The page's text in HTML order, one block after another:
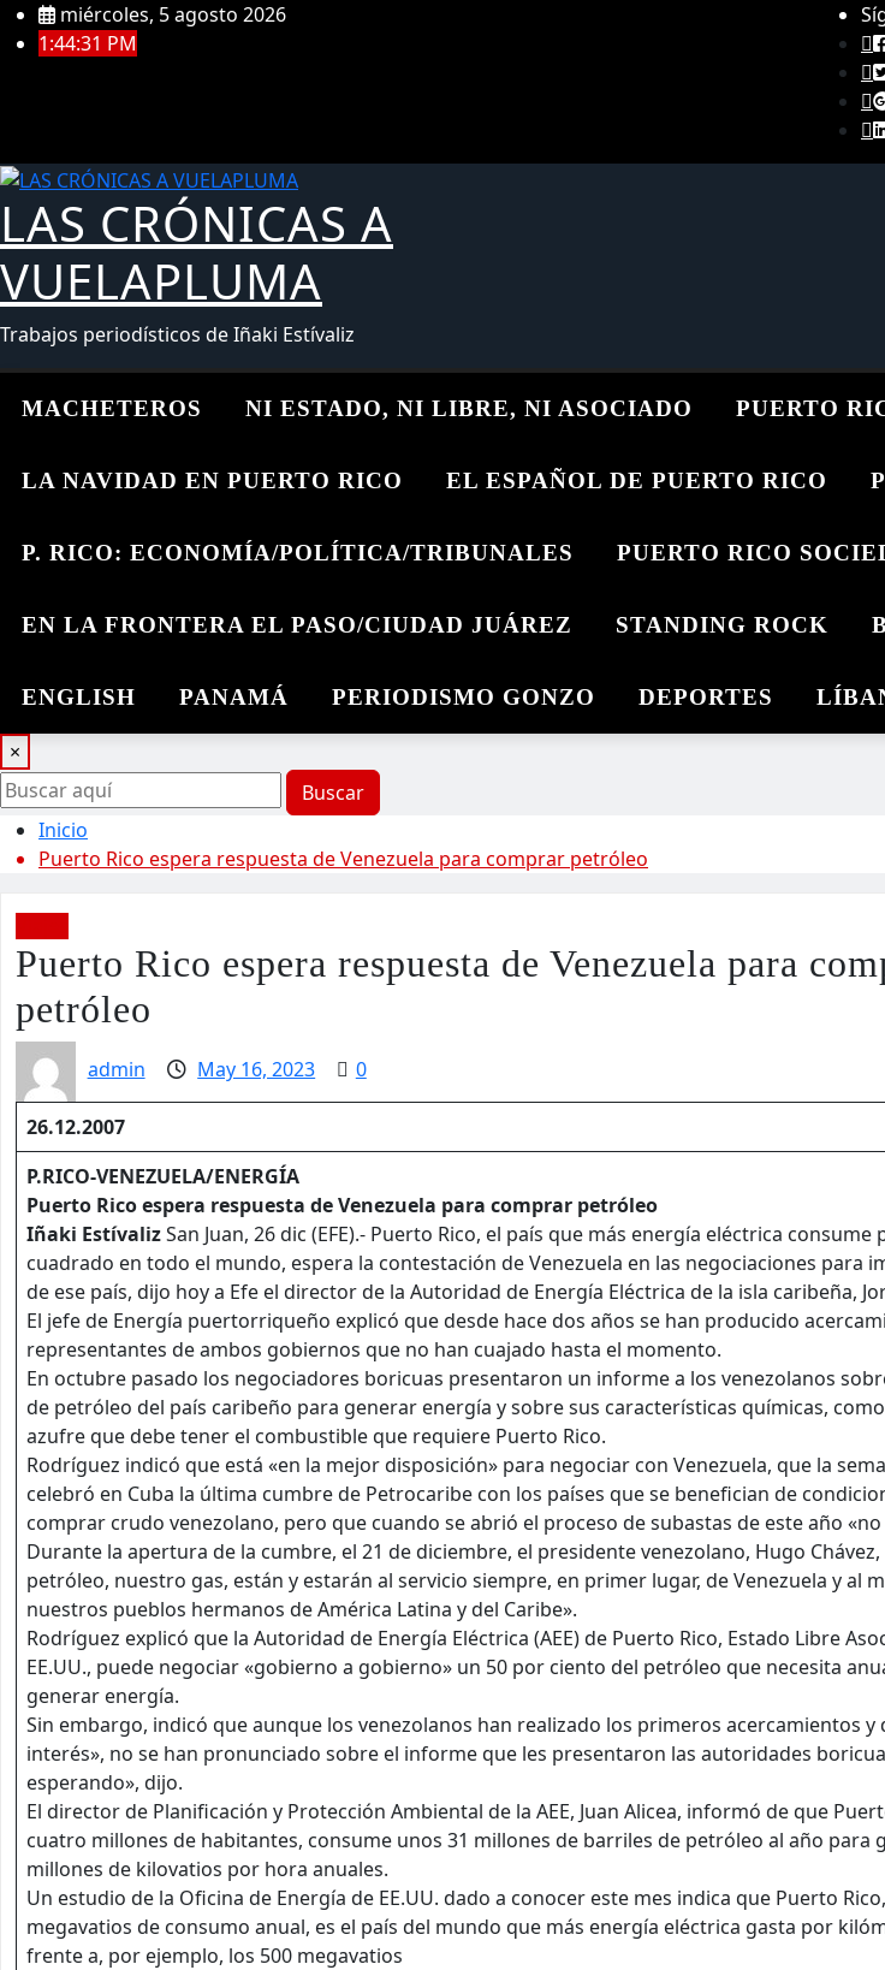
Saltar miércoles, 5 agosto 2026
1:44:32 PM
LAS CRÓNICAS A
VUELAPLUMA
Trabajos periodísticos de Iñaki Estívaliz
MACHETEROS NI ESTADO, NI LIBRE, NI ASOCIADO PUERTO
LA NAVIDAD EN PUERTO RICO EL ESPAÑOL DE PUERTO RICO
P. RICO: ECONOMÍA/POLÍTICA/TRIBUNALES PUERTO RICO
EN LA FRONTERA EL PASO/CIUDAD JUÁREZ STANDING ROCK
ENGLISH PANAMÁ PERIODISMO GONZO DEPORTES
×
Buscar
Inicio
Puerto Rico espera respuesta de Venezuela para comprar petróleo
Puerto Rico espera respuesta de Venezuela para
petróleo
admin May 16, 2023 0
26.12.2007
P.RICO-VENEZUELA/ENERGÍA
Puerto Rico espera respuesta de Venezuela para comprar petróleo
Iñaki EstívalizSan Juan, 26 dic (EFE).- Puerto Rico, el país que más energía eléctrica
cuadrado en todo el mundo, espera la contestación de Venezuela en las negociaciones para
de ese país, dijo hoy a Efe el director de la Autoridad de Energía Eléctrica de la isla caribeña,
El jefe de Energía puertorriqueño explicó que desde hace dos años se han producido
representantes de ambos gobiernos que no han cuajado hasta el momento.
En octubre pasado los negociadores boricuas presentaron un informe a los venezolanos
de petróleo del país caribeño para generar energía y sobre sus características químicas,
azufre que debe tener el combustible que requiere Puerto Rico.
Rodríguez indicó que está «en la mejor disposición» para negociar con Venezuela, que la
celebró en Cuba la última cumbre de Petrocaribe con los países que se benefician de
comprar crudo venezolano, pero que cuando se abrió el proceso de subastas de este año
Durante la apertura de la cumbre, el 21 de diciembre, el presidente venezolano, Hugo
petróleo, nuestro gas, están y estarán al servicio siempre, en primer lugar, de Venezuela y al
nuestros pueblos hermanos de América Latina y del Caribe».
Rodríguez explicó que la Autoridad de Energía Eléctrica (AEE) de Puerto Rico, Estado Libre
EE.UU., puede negociar «gobierno a gobierno» un 50 por ciento del petróleo que necesita
generar energía.
Sin embargo, indicó que aunque los venezolanos han realizado los primeros acercamientos y
interés», no se han pronunciado sobre el informe que les presentaron las autoridades
esperando», dijo.
El director de Planificación y Protección Ambiental de la AEE, Juan Alicea, informó de que
cuatro millones de habitantes, consume unos 31 millones de barriles de petróleo al año para
millones de kilovatios por hora anuales.
Un estudio de la Oficina de Energía de EE.UU. dado a conocer este mes indica que Puerto
megavatios de consumo anual, es el país del mundo que más energía eléctrica gasta por
frente a, por ejemplo, los 500 megavatios